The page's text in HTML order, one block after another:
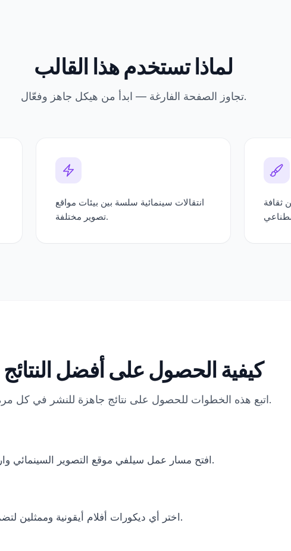
لماذا تستخدم هذا القالب
تجاوز الصفحة الفارغة — ابدأ من هيكل جاهز وفعّال.
انتقالات سينمائية سلسة بين بيئات مواقع
تصوير مختلفة.
ثقافة
كيفية الحصول على أفضل النتائج
اتبع هذه الخطوات للحصول على نتائج جاهزة للنشر في كل مرة.
افتح مسار عمل سيلفي موقع التصوير السينمائي وارفع صورة وجهك.
اختر أي ديكورات أفلام أيقونية وممثلين لتضمينهم في رحلتك.